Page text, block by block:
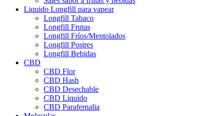
Liquido Longfill para vapear
Longfill Tabaco
Longfill Frutas
Longfill Fríos/Mentolados
Longfill Postres
Longfill Bebidas
CBD
CBD Flor
CBD Hash
CBD Desechable
CBD Liquido
CBD Parafernalia